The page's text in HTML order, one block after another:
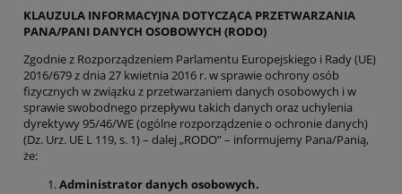
KLAUZULA INFORMACYJNA DOTYCZĄCA PRZETWARZANIA
PANA/PANI DANYCH OSOBOWYCH (RODO)
Zgodnie z Rozporządzeniem Parlamentu Europejskiego i Rady (UE)
2016/679 z dnia 27 kwietnia 2016 r. w sprawie ochrony osób
fizycznych w związku z przetwarzaniem danych osobowych i w
sprawie swobodnego przepływu takich danych oraz uchylenia
dyrektywy 95/46/WE (ogólne rozporządzenie o ochronie danych)
(Dz. Urz. UE L 119, s. 1) – dalej „RODO” – informujemy Pana/Panią,
że:
Administrator danych osobowych.